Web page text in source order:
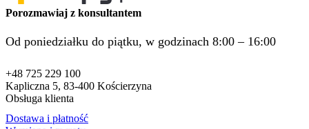
Porozmawiaj z konsultantem
Od poniedziałku do piątku, w godzinach 8:00 – 16:00
+48 725 229 100
Kapliczna 5, 83-400 Kościerzyna
Obsługa klienta
Dostawa i płatność